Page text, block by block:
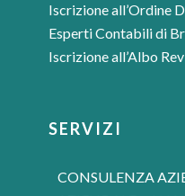
Iscrizione all’Ordine
Esperti Contabili di
Iscrizione all’Albo
SERVIZI
CONSULENZA